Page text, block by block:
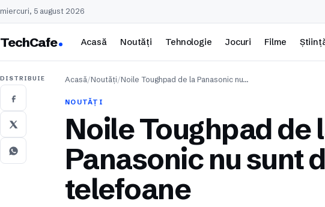
miercuri, 5 august 2026
TechCafe Acasă Noutăți Tehnologie Jocuri Filme
DISTRIBUIE Acasă/Noutăți/Noile Toughpad de la Panasonic nu…
NOUTĂȚI
Noile Toughpad de
Panasonic nu sunt
telefoane